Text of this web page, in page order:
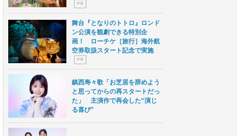
P R
舞台『となりのトトロ』ロンド
ン公演を観劇できる特別企
画！ ローチケ［旅行］海外航
空券取扱スタート記念で実施
P R
鎮西寿々歌「お芝居を辞めよう
と思ってからの再スタートだっ
た」 主演作で再会した“演じ
る喜び”